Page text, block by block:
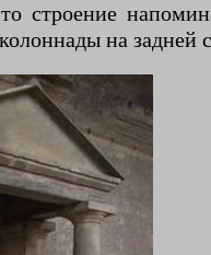
строение
на задней